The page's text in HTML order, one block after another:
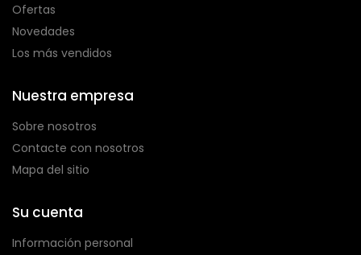
Ofertas
Novedades
Los más vendidos
Nuestra empresa
Sobre nosotros
Contacte con nosotros
Mapa del sitio
Su cuenta
Información personal